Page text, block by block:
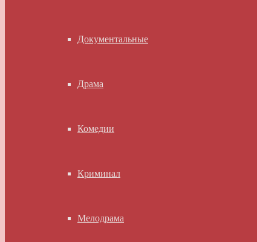
Документальные
Драма
Комедии
Криминал
Мелодрама